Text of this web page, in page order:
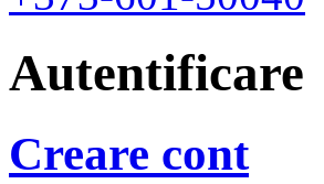
Autentificare
Creare cont